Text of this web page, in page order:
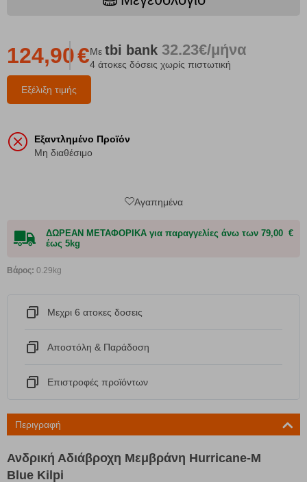
Εξέλιξη τιμής
124,90€Με tbi bank 32.23€/μήνα
4 άτοκες δόσεις χωρίς πιστωτική
Εξαντλημένο Προϊόν
Μη διαθέσιμο
Αγαπημένα
ΔΩΡΕΑΝ ΜΕΤΑΦΟΡΙΚΑ για παραγγελίες άνω των 79,00 €
έως 5kg
Βάρος: 0.29kg
Μεχρι 6 ατοκες δοσεις
Αποστόλη & Παράδοση
Eπιστροφές προϊόντων
Περιγραφή
Ανδρική Αδιάβροχη Μεμβράνη Hurricane-M
Blue Kilpi